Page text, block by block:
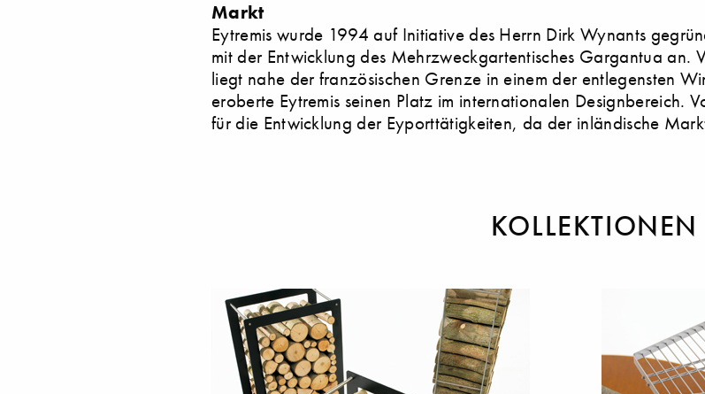
Markt
Eytremis wurde 1994 auf Initiative des Herrn Dirk Wynants
mit der Entwicklung des Mehrzweckgartentisches Gargantua an.
liegt nahe der französischen Grenze in einem der entlegensten
eroberte Eytremis seinen Platz im internationalen Designbereich.
für die Entwicklung der Eyporttätigkeiten, da der inländische
KOLLEKTIONEN